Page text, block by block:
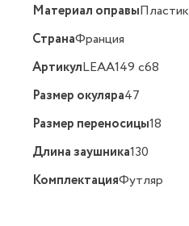
Материал оправыПластик
СтранаФранция
АртикулLEAA149 c68
Размер окуляра47
Размер переносицы18
Длина заушника130
КомплектацияФутляр